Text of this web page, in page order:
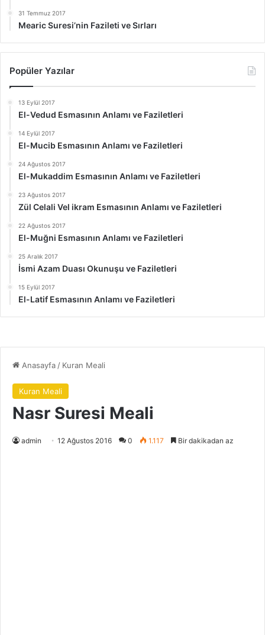
31 Temmuz 2017
Mearic Suresi’nin Fazileti ve Sırları
Popüler Yazılar
13 Eylül 2017
El-Vedud Esmasının Anlamı ve Faziletleri
14 Eylül 2017
El-Mucib Esmasının Anlamı ve Faziletleri
24 Ağustos 2017
El-Mukaddim Esmasının Anlamı ve Faziletleri
23 Ağustos 2017
Zül Celali Vel ikram Esmasının Anlamı ve Faziletleri
22 Ağustos 2017
El-Muğni Esmasının Anlamı ve Faziletleri
25 Aralık 2017
İsmi Azam Duası Okunuşu ve Faziletleri
15 Eylül 2017
El-Latif Esmasının Anlamı ve Faziletleri